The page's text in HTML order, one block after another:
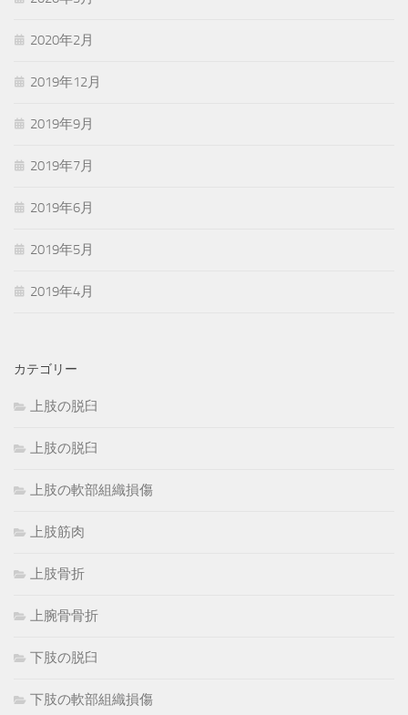
2020年2月
2019年12月
2019年9月
2019年7月
2019年6月
2019年5月
2019年4月
カテゴリー
上肢の脱臼
上肢の脱臼
上肢の軟部組織損傷
上肢筋肉
上肢骨折
上腕骨骨折
下肢の脱臼
下肢の軟部組織損傷